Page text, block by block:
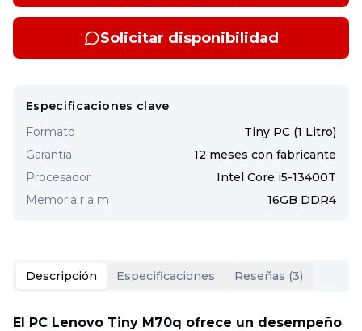
Solicitar disponibilidad
Especificaciones clave
Formato
Tiny PC (1 Litro)
Garantía
12 meses con fabricante
Procesador
Intel Core i5-13400T
Memoria r a m
16GB DDR4
Descripción Especificaciones Reseñas (3)
El PC Lenovo Tiny M70q ofrece un desempeño